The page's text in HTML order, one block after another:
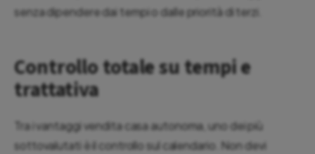
senza dipendere dai tempi o dalle priorità di terzi.
Controllo totale su tempi e
trattativa
Tra i vantaggi vendita casa autonoma, uno dei più
sottovalutati è il controllo sul calendario. Non devi